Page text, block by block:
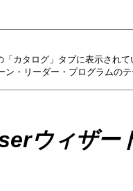
「カタログ」タブに表示され
ン・リーダー・プログラムの
ウィザー